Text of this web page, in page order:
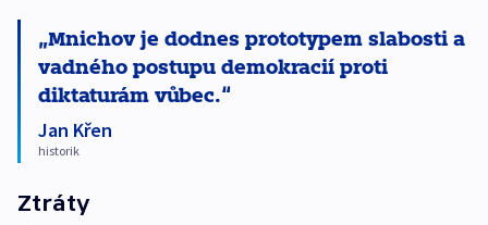
Mnichov je dodnes prototypem slabosti a
vadného postupu demokracií proti
diktaturám vůbec.
Jan Křen
historik
Ztráty